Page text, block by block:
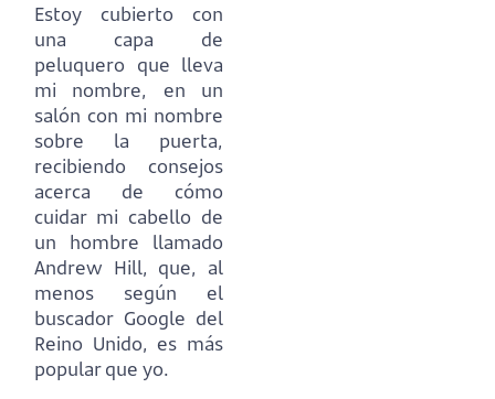
Estoy cubierto con
una capa de
peluquero que lleva
mi nombre,
en un
salón con mi nombre
sobre la puerta,
recibiendo consejos
acerca de cómo
cuidar mi cabello de
un hombre llamado
Andrew Hill, que, al
menos según el
buscador Google del
Reino Unido, es más
popular que yo.